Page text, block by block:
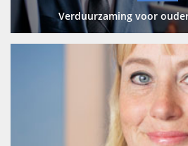
Verduurzaming voor